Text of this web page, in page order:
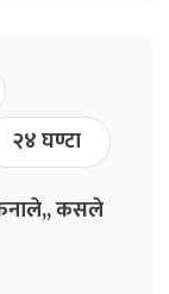
२४ घण्टा
कसले